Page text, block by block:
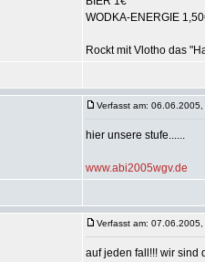
WODKA-ENERGIE
Rockt mit Vlotho das
Verfasst am:
hier unsere stufe......
www.abi2005wgv.de
Verfasst am:
auf jeden fall!!! wir sind